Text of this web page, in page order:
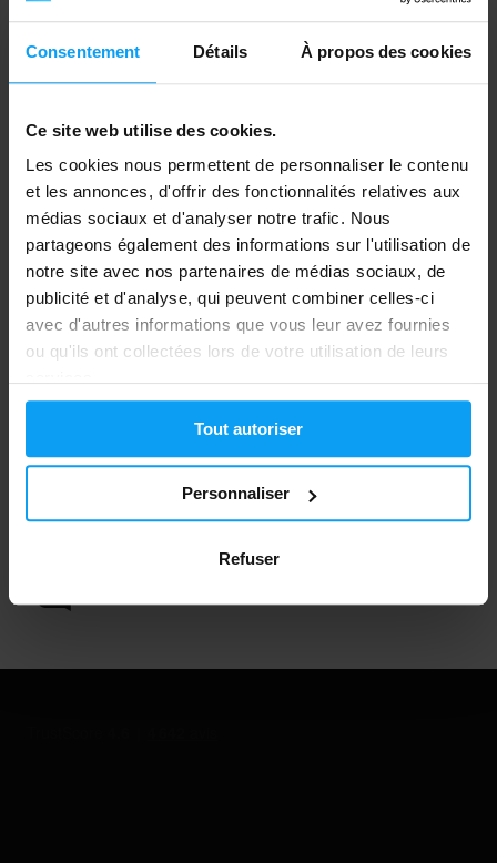
Consentement Détails À propos des cookies
Ce site web utilise des cookies.
Les cookies nous permettent de personnaliser le contenu
et les annonces, d'offrir des fonctionnalités relatives aux
médias sociaux et d'analyser notre trafic. Nous
partageons également des informations sur l'utilisation de
notre site avec nos partenaires de médias sociaux, de
publicité et d'analyse, qui peuvent combiner celles-ci
avec d'autres informations que vous leur avez fournies
ou qu'ils ont collectées lors de votre utilisation de leurs
Tout autoriser
Personnaliser
Refuser
BioTech USA
20 x 25 ml
50€
ARTICLES
Nutrend
EN STOCK
Expédition rapide
1.000.000+ clients